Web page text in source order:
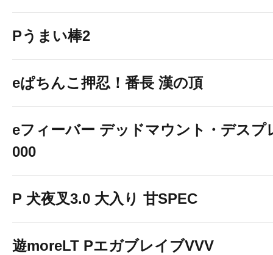
Pうまい棒2
eぱちんこ押忍！番長 漢の頂
eフィーバー デッドマウント・デスプ
000
P 犬夜叉3.0 大入り 甘SPEC
遊moreLT PエガブレイブVVV